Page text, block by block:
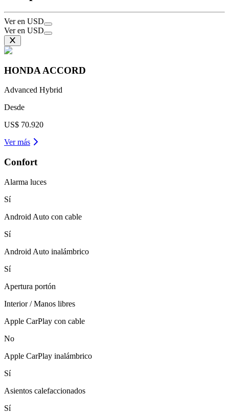
Ver en USD
Ver en USD
HONDA ACCORD
Advanced Hybrid
Desde
US$ 70.920
Ver más
Confort
Alarma luces
Sí
Android Auto con cable
Sí
Android Auto inalámbrico
Sí
Apertura portón
Interior / Manos libres
Apple CarPlay con cable
No
Apple CarPlay inalámbrico
Sí
Asientos calefaccionados
Sí